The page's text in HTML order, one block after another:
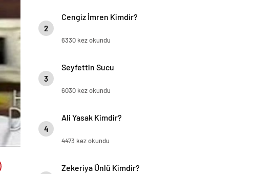
2
Cengiz İmren Kimdir?
6330 kez okundu
3
Seyfettin Sucu
6030 kez okundu
4
Ali Yasak Kimdir?
4473 kez okundu
Zekeriya Ünlü Kimdir?